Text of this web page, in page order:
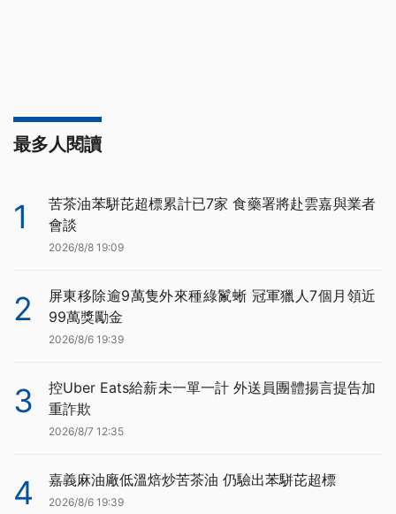
最多人閱讀
1
苦茶油苯駢芘超標累計已7家 食藥署將赴雲嘉與業者
會談
2026/8/8 19:09
2
屏東移除逾9萬隻外來種綠鬣蜥 冠軍獵人7個月領近
99萬獎勵金
2026/8/6 19:39
3
控Uber Eats給薪未一單一計 外送員團體揚言提告加
重詐欺
2026/8/7 12:35
4 嘉義麻油廠低溫焙炒苦茶油 仍驗出苯駢芘超標
2026/8/6 19:39